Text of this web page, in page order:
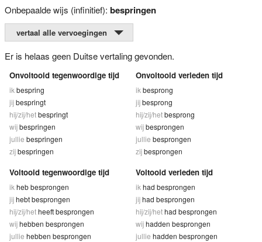
Onbepaalde wijs (infinitief): bespringen
vertaal alle vervoegingen
Er is helaas geen Duitse vertaling gevonden.
Onvoltooid tegenwoordige tijd
ik bespring
jijbespringt
hij/zij/hetbespringt
wijbespringen
jullie bespringen
zijbespringen
Onvoltooid verleden tijd
ik besprong
jijbesprong
hij/zij/hetbesprong
wijbesprongen
jullie besprongen
zijbesprongen
Voltooid tegenwoordige tijd
ik heb besprongen
jijhebt besprongen
hij/zij/hetheeft besprongen
wijhebben besprongen
jullie hebben besprongen
Voltooid verleden tijd
ik had besprongen
jijhad besprongen
hij/zij/hethad besprongen
wijhadden besprongen
jullie hadden besprongen